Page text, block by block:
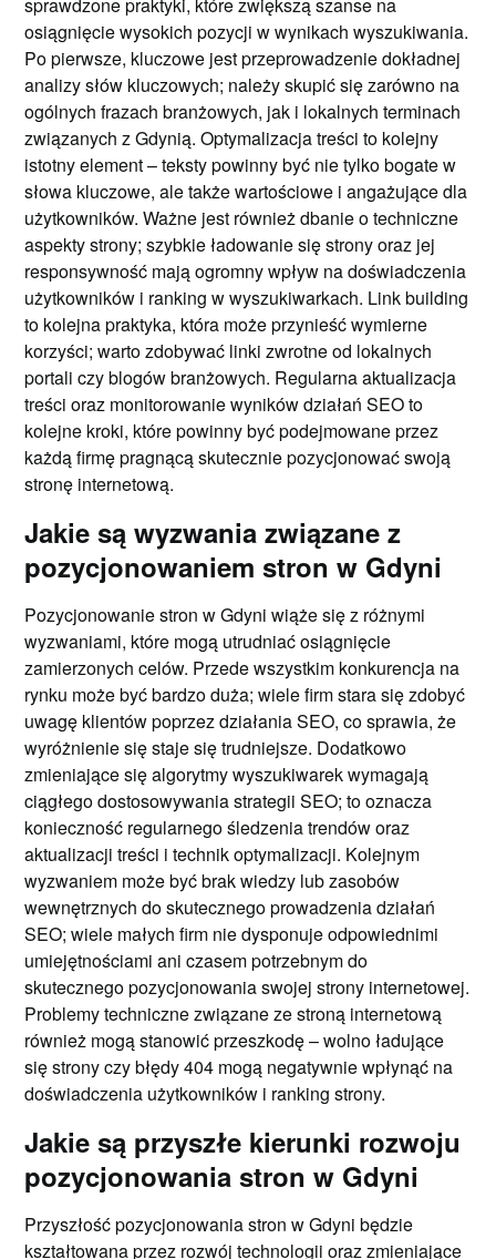
osiągnięcie wysokich pozycji w wynikach wyszukiwania.
Po pierwsze, kluczowe jest przeprowadzenie dokładnej
analizy słów kluczowych; należy skupić się zarówno na
ogólnych frazach branżowych, jak i lokalnych terminach
związanych z Gdynią. Optymalizacja treści to kolejny
istotny element – teksty powinny być nie tylko bogate w
słowa kluczowe, ale także wartościowe i angażujące dla
użytkowników. Ważne jest również dbanie o techniczne
aspekty strony; szybkie ładowanie się strony oraz jej
responsywność mają ogromny wpływ na doświadczenia
użytkowników i ranking w wyszukiwarkach. Link building
to kolejna praktyka, która może przynieść wymierne
korzyści; warto zdobywać linki zwrotne od lokalnych
portali czy blogów branżowych. Regularna aktualizacja
treści oraz monitorowanie wyników działań SEO to
kolejne kroki, które powinny być podejmowane przez
każdą firmę pragnącą skutecznie pozycjonować swoją
stronę internetową.
Jakie są wyzwania związane z
pozycjonowaniem stron w Gdyni
Pozycjonowanie stron w Gdyni wiąże się z różnymi
wyzwaniami, które mogą utrudniać osiągnięcie
zamierzonych celów. Przede wszystkim konkurencja na
rynku może być bardzo duża; wiele firm stara się zdobyć
uwagę klientów poprzez działania SEO, co sprawia, że
wyróżnienie się staje się trudniejsze. Dodatkowo
zmieniające się algorytmy wyszukiwarek wymagają
ciągłego dostosowywania strategii SEO; to oznacza
konieczność regularnego śledzenia trendów oraz
aktualizacji treści i technik optymalizacji. Kolejnym
wyzwaniem może być brak wiedzy lub zasobów
wewnętrznych do skutecznego prowadzenia działań
SEO; wiele małych firm nie dysponuje odpowiednimi
umiejętnościami ani czasem potrzebnym do
skutecznego pozycjonowania swojej strony internetowej.
Problemy techniczne związane ze stroną internetową
również mogą stanowić przeszkodę – wolno ładujące
się strony czy błędy 404 mogą negatywnie wpłynąć na
doświadczenia użytkowników i ranking strony.
Jakie są przyszłe kierunki rozwoju
pozycjonowania stron w Gdyni
Przyszłość pozycjonowania stron w Gdyni będzie
kształtowana przez rozwój technologii oraz zmieniające